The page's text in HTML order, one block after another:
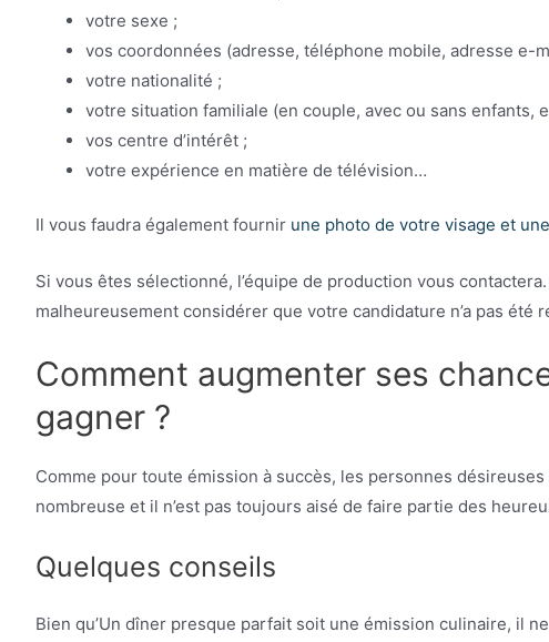
votre sexe ;
vos coordonnées (adresse, téléphone mobile, adresse e-
votre nationalité ;
votre situation familiale (en couple, avec ou sans enfants,
vos centre d’intérêt ;
votre expérience en matière de télévision…
Il vous faudra également fournir une photo de votre visage et
Si vous êtes sélectionné, l’équipe de production vous
malheureusement considérer que votre candidature n’a pas été
Comment augmenter ses
gagner ?
Comme pour toute émission à succès, les personnes
nombreuse et il n’est pas toujours aisé de faire partie des
Quelques conseils
Bien qu’Un dîner presque parfait soit une émission culinaire, il